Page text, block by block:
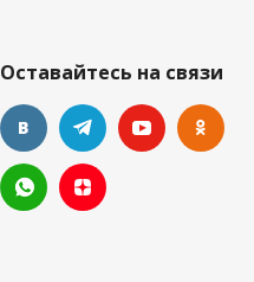
Оставайтесь на связи